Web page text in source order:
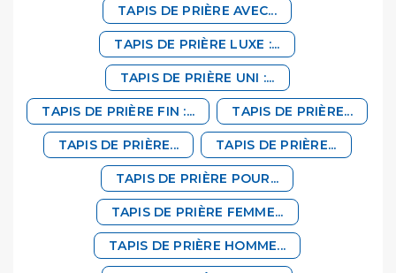
TAPIS DE PRIÈRE AVEC...
TAPIS DE PRIÈRE LUXE :...
TAPIS DE PRIÈRE UNI :...
TAPIS DE PRIÈRE FIN :... TAPIS DE PRIÈRE...
TAPIS DE PRIÈRE... TAPIS DE PRIÈRE...
TAPIS DE PRIÈRE POUR...
TAPIS DE PRIÈRE FEMME...
TAPIS DE PRIÈRE HOMME...